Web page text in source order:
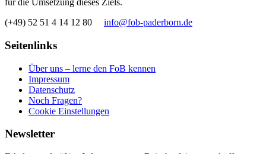
für die Umsetzung dieses Ziels.
(+49) 52 51 4 14 12 80 info@fob-paderborn.de
Seitenlinks
Über uns – lerne den FoB kennen
Impressum
Datenschutz
Noch Fragen?
Cookie Einstellungen
Newsletter